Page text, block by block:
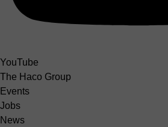
YouTube
The Haco Group
Events
Jobs
News